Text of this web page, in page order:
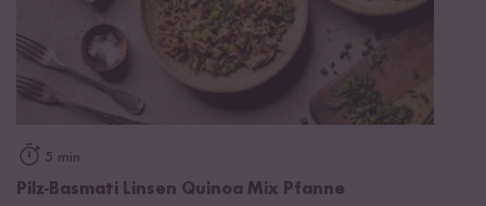
5 min
Pilz-Basmati Linsen Quinoa Mix Pfanne